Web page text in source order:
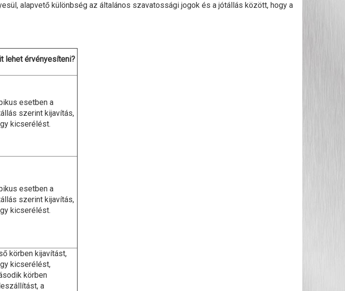
alapvető különbség az általános szavatossági jogok és a jótállás között, hogy a
lehet érvényesíteni?
esetben a
szerint kijavítás,
kicserélést.
esetben a
szerint kijavítás,
kicserélést.
körben kijavítást,
kicserélést,
körben
a